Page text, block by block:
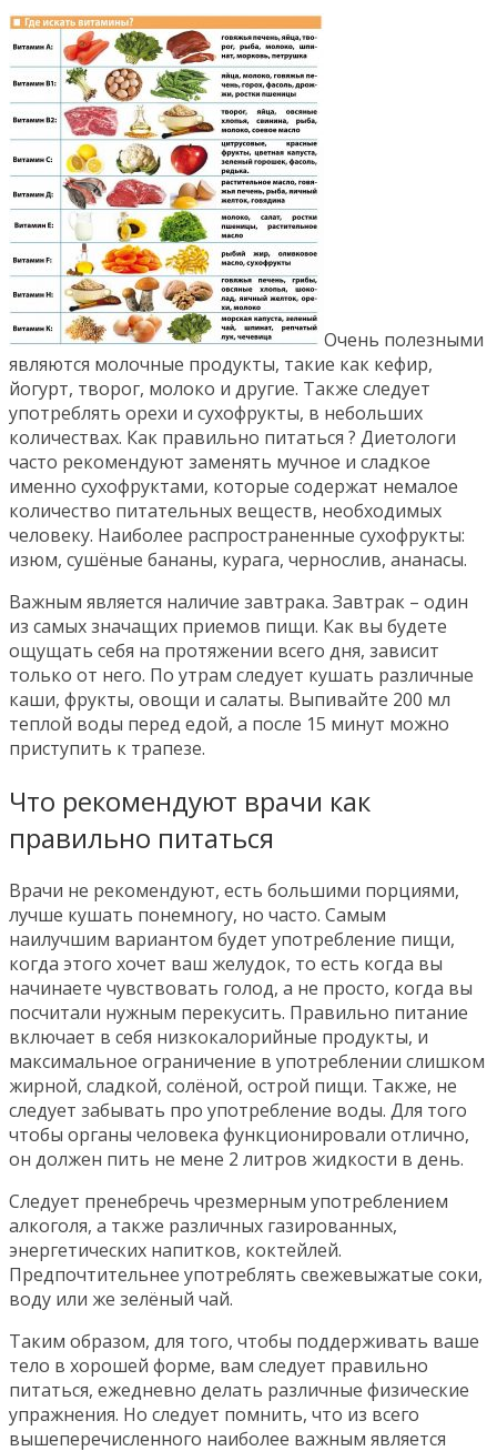
Очень полезными
являются молочные продукты, такие как кефир,
йогурт, творог, молоко и другие. Также следует
употреблять орехи и сухофрукты, в небольших
количествах. Как правильно питаться ? Диетологи
часто рекомендуют заменять мучное и сладкое
именно сухофруктами, которые содержат немалое
количество питательных веществ, необходимых
человеку. Наиболее распространенные сухофрукты:
изюм, сушёные бананы, курага, чернослив, ананасы.
Важным является наличие завтрака. Завтрак – один
из самых значащих приемов пищи. Как вы будете
ощущать себя на протяжении всего дня, зависит
только от него. По утрам следует кушать различные
каши, фрукты, овощи и салаты. Выпивайте 200 мл
теплой воды перед едой, а после 15 минут можно
приступить к трапезе.
Что рекомендуют врачи как
правильно питаться
Врачи не рекомендуют, есть большими порциями,
лучше кушать понемногу, но часто. Самым
наилучшим вариантом будет употребление пищи,
когда этого хочет ваш желудок, то есть когда вы
начинаете чувствовать голод, а не просто, когда вы
посчитали нужным перекусить. Правильно питание
включает в себя низкокалорийные продукты, и
максимальное ограничение в употреблении слишком
жирной, сладкой, солёной, острой пищи. Также, не
следует забывать про употребление воды. Для того
чтобы органы человека функционировали отлично,
он должен пить не мене 2 литров жидкости в день.
Следует пренебречь чрезмерным употреблением
алкоголя, а также различных газированных,
энергетических напитков, коктейлей.
Предпочтительнее употреблять свежевыжатые соки,
воду или же зелёный чай.
Таким образом, для того, чтобы поддерживать ваше
тело в хорошей форме, вам следует правильно
питаться, ежедневно делать различные физические
упражнения. Но следует помнить, что из всего
вышеперечисленного наиболее важным является